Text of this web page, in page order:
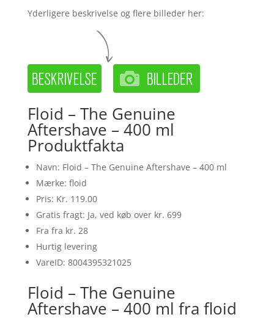
Yderligere beskrivelse og flere billeder her:
Floid – The Genuine
Aftershave – 400 ml
Produktfakta
Navn: Floid – The Genuine Aftershave – 400 ml
Mærke: floid
Pris: Kr. 119.00
Gratis fragt: Ja, ved køb over kr. 699
Fra fra kr. 28
Hurtig levering
VareID: 8004395321025
Floid – The Genuine
Aftershave – 400 ml fra floid